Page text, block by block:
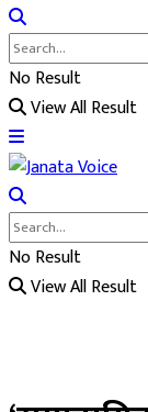
No Result
View All Result
No Result
View All Result